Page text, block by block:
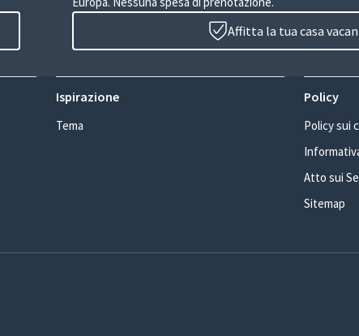
Affitta la tua casa
Ispirazione
Tema
Policy
Policy sui
Atto sui
Sitemap